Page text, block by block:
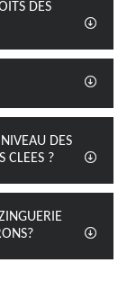
DES
DES
CLEES ?